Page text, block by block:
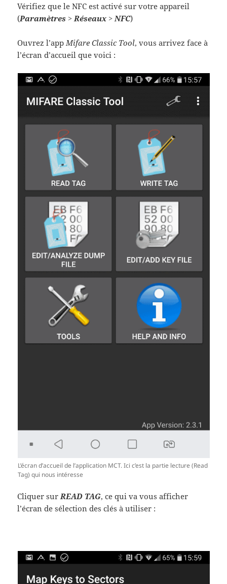
Vérifiez que le NFC est activé sur votre appareil
(Paramètres > Réseaux > NFC)
Ouvrez l’app Mifare Classic Tool, vous arrivez face à
l’écran d’accueil que voici :
L’écran d’accueil de l’application MCT. Ici c’est la partie lecture (Read
Tag) qui nous intéresse
Cliquer sur READ TAG, ce qui va vous afficher
l’écran de sélection des clés à utiliser :